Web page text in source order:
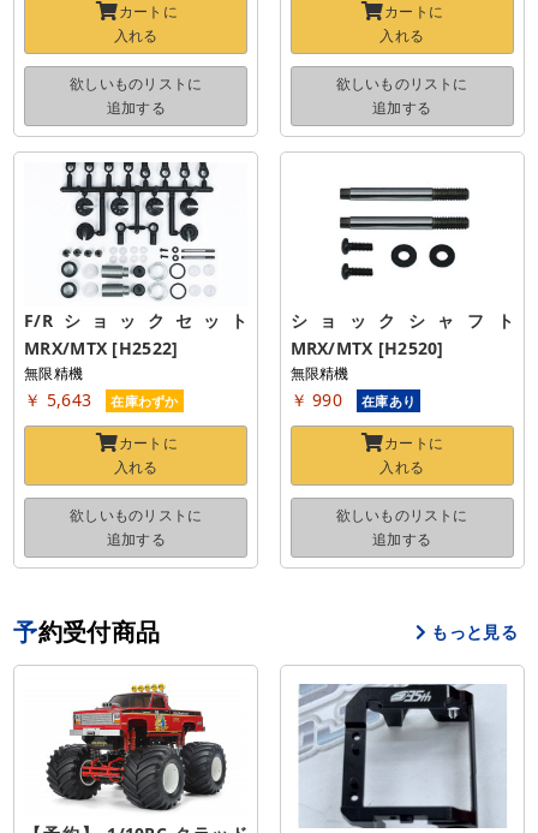
カートに
入れる
欲しいものリストに
追加する
カートに
入れる
欲しいものリストに
追加する
F/Rショックセット
MRX/MTX [H2522]
無限精機
￥ 5,643 在庫わずか
カートに
入れる
欲しいものリストに
追加する
ショックシャフト
MRX/MTX [H2520]
無限精機
￥ 990 在庫あり
カートに
入れる
欲しいものリストに
追加する
予約受付商品 もっと見る